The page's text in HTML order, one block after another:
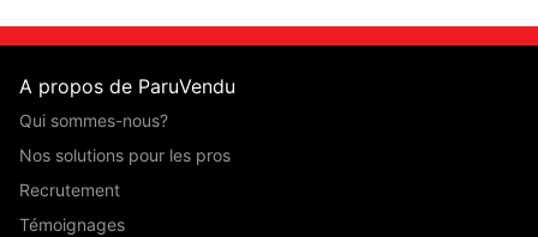
A propos de ParuVendu
Qui sommes-nous?
Nos solutions pour les pros
Recrutement
Témoignages